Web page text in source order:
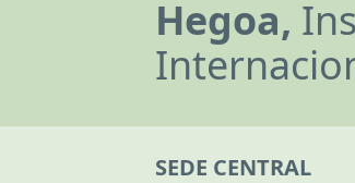
Hegoa,
SEDE CENTRAL